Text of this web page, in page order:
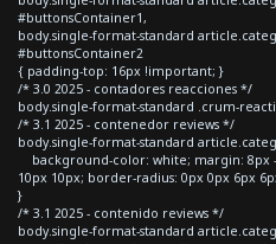
#buttonsContainer1,
body.single-format-standard
#buttonsContainer2
{ padding-top: 16px !important; }
/* 3.0 2025 - contadores reacciones */
body.single-format-standard .crum-
/* 3.1 2025 - contenedor reviews */
body.single-format-standard
background-color: white; margin: 8px -
10px 10px; border-radius: 0px 0px 6px
}
/* 3.1 2025 - contenido reviews */
body.single-format-standard